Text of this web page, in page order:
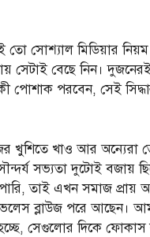
সোশ্যাল মিডিয়ার
সেটাই বেছে নিন।
পরবেন, সেই
খুশিতে খাও আর অন্যেরা
সভ্যতা দুটোই
তাই এখন সমাজ প্রায়
ব্লাউজ পরে আছেন।
সেগুলোর দিকে